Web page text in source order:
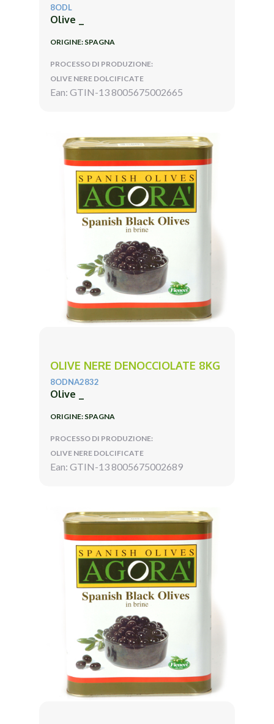
8ODL
Olive _
ORIGINE: SPAGNA
PROCESSO DI PRODUZIONE:
OLIVE NERE DOLCIFICATE
Ean: GTIN-13 8005675002665
OLIVE NERE DENOCCIOLATE 8KG
8ODNA2832
Olive _
ORIGINE: SPAGNA
PROCESSO DI PRODUZIONE:
OLIVE NERE DOLCIFICATE
Ean: GTIN-13 8005675002689